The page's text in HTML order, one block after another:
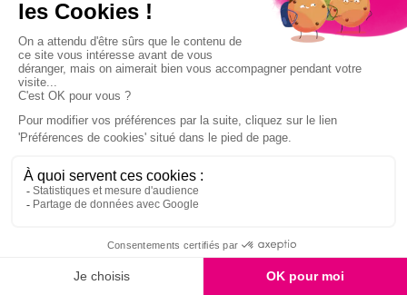
489,99€
Actuellement indisponible
Réfrigérateur 1 porte BEKO RSSE415M41WN